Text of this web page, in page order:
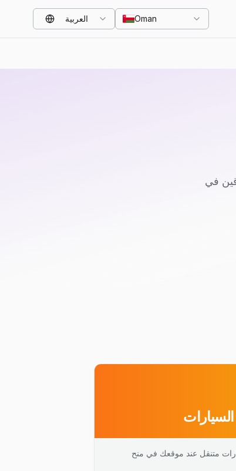
Oman العربية
في
متنقل عند موقعك في منح